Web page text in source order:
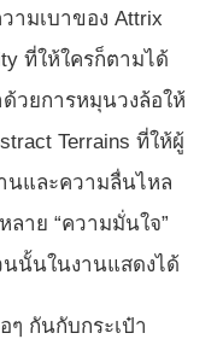
ามเบาของ Attrix
ที่ให้ใครก็ตามได้
วยการหมุนวงล้อให้
Terrains ที่ให้ผู้
นและความลื่นไหล
าย “ความมั่นใจ”
นนั้นในงานแสดงได้
กันกับกระเป๋า